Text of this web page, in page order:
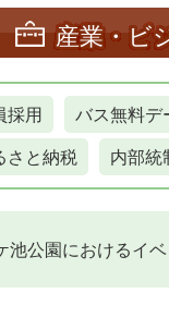
産業・ビ
採用 バス無料デ
さと納税
内部統
池公園におけるイ